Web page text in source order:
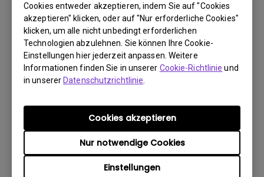
Cookies entweder akzeptieren, indem Sie auf "Cookies
akzeptieren" klicken, oder auf "Nur erforderliche Cookies"
klicken, um alle nicht unbedingt erforderlichen
Technologien abzulehnen. Sie können Ihre Cookie-
Einstellungen hier jederzeit anpassen. Weitere
Informationen finden Sie in unserer Cookie-Richtlinie und
in unsererDatenschutzrichtlinie
Einstellungen
Nur notwendige Cookies
Cookies akzeptieren
Muss ich den WHQL-Treiber (Windows
Hardware Quality Labs) in Windows für
meinen BenQ-Monitor installieren? Gibt es
eine aktualisierte Version des WHQL-
Treibers?
Wieso flackert mein Monitor?
Sind alle BenQ-Monitore oder nur
bestimmte Modelle quecksilberfrei?